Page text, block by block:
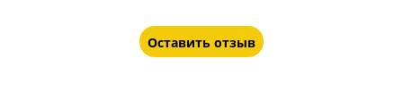
Оставить отзыв